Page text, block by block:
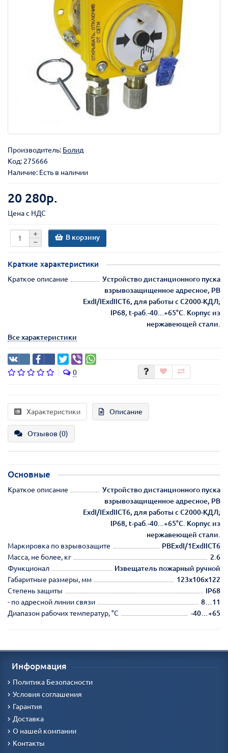
Производитель: Болид
Код: 275666
Наличие: Есть в наличии
20 280р.
Цена с НДС
В корзину
Краткие характеристики
Краткое описание
Устройство дистанционного пуска
взрывозащищенное адресное, PB
ExdI/IExdIICT6, для работы с С2000-КДЛ;
IP68, t-раб.-40...+65°С. Корпус из
нержавеющей стали.
Все характеристики
0
Характеристики Описание
Отзывов (0)
Основные
Краткое описание
Устройство дистанционного пуска
взрывозащищенное адресное, PB
ExdI/IExdIICT6, для работы с С2000-КДЛ;
IP68, t-раб.-40...+65°С. Корпус из
нержавеющей стали.
Маркировка по взрывозащите
PBExdI/1ExdIICT6
Масса, не более, кг
2.6
Функционал
Извещатель пожарный ручной
Габаритные размеры, мм
123х106х122
Степень защиты
IP68
- по адресной линии связи
8…11
Диапазон рабочих температур, °С
-40…+65
Информация
Политика Безопасности
Условия соглашения
Гарантия
Доставка
О нашей компании
Контакты